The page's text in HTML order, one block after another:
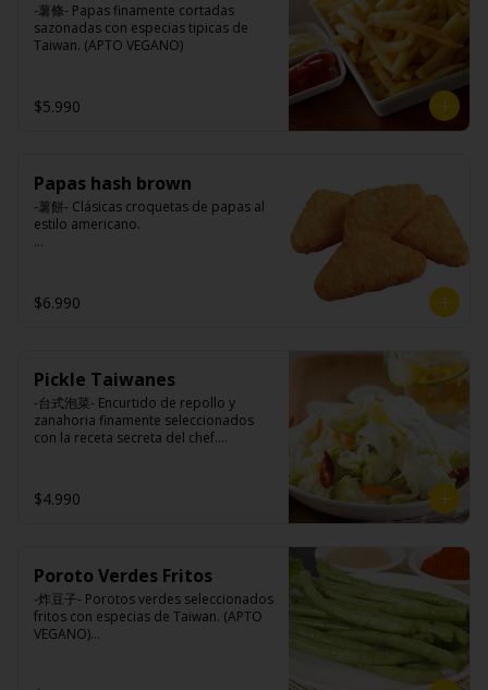
-薯條- Papas finamente cortadas
sazonadas con especias tipicas de
Taiwan. (APTO VEGANO)
$5.990
Papas hash brown
-薯餅- Clásicas croquetas de papas al
estilo americano.
Ingredientes:
Papa, aceite de girasol, sal, cebolla en
$6.990
Pickle Taiwanes
-台式泡菜- Encurtido de repollo y
zanahoria finamente seleccionados
con la receta secreta del chef.
Ingredientes:
$4.990
Poroto Verdes Fritos
-炸豆子- Porotos verdes seleccionados
fritos con especias de Taiwan. (APTO
VEGANO)